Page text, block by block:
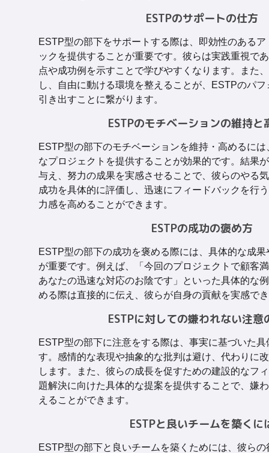
ESTPのサポートの仕方
ESTP型の部下をサポートする際は、即効性のある
ックを提供することが重要です。彼らは実践重視で
点や成功例を示すことで学びやすくなります。また
し、自由に動ける環境を整えることが、ESTPのパ
引き出すことに繋がります。
ESTPのモチベーションの維持と
ESTP型の部下のモチベーションを維持・高めるに
なプロジェクトを提供することが効果的です。結果
与え、努力の成果を実感させることで、彼らのやる
成功を具体的に評価し、迅速にフィードバックを行
力感を高めることができます。
ESTPの成功の褒め方
ESTP型の部下の成功を褒める際には、具体的な成
が重要です。例えば、「今回のプロジェクトで顧客
あなたの迅速な対応のお陰です」といった具体的な
める際は直接的に伝え、彼らが自身の貢献を実感で
ESTPに対しての嫌われない注意
ESTP型の部下に注意をする際は、事実に基づいた
す。感情的な表現や抽象的な批判は避け、代わりに
します。また、彼らの成長を促すための建設的なフ
題解決に向けた具体的な提案を提供することで、嫌
えることができます。
ESTPと良いチームを築くに
ESTP型の部下と良いチームを築くためには、彼ら